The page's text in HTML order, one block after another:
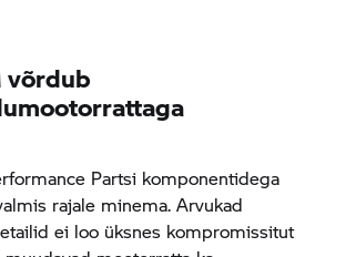
võrdub
Partsi komponentidega
rajale minema. Arvukad
ei loo üksnes kompromissitut